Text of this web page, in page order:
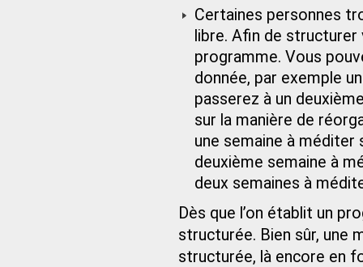
Certaines personnes
libre. Afin de
programme. Vous
donnée, par exemple
passerez à un
sur la manière de
une semaine à
deuxième semaine à
deux semaines à
Dès que l’on établit un
structurée. Bien sûr, une
structurée, là encore en